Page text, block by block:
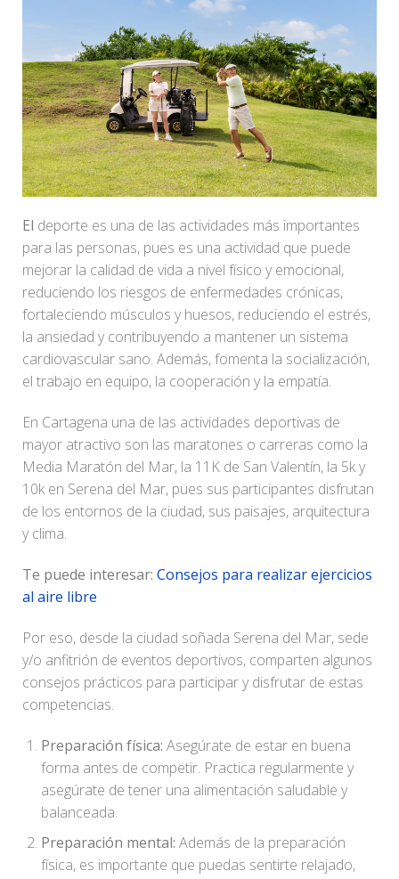
El deporte es una de las actividades más importantes
para las personas, pues es una actividad que puede
mejorar la calidad de vida a nivel físico y emocional,
reduciendo los riesgos de enfermedades crónicas,
fortaleciendo músculos y huesos, reduciendo el estrés,
la ansiedad y contribuyendo a mantener un sistema
cardiovascular sano. Además, fomenta la socialización,
el trabajo en equipo, la cooperación y la empatía.
En Cartagena una de las actividades deportivas de
mayor atractivo son las maratones o carreras como la
Media Maratón del Mar, la 11K de San Valentín, la 5k y
10k en Serena del Mar, pues sus participantes disfrutan
de los entornos de la ciudad, sus paisajes, arquitectura
y clima.
Te puede interesar: Consejos para realizar ejercicios
al aire libre
Por eso, desde la ciudad soñada Serena del Mar, sede
y/o anfitrión de eventos deportivos, comparten algunos
consejos prácticos para participar y disfrutar de estas
competencias.
Preparación física: Asegúrate de estar en buena
forma antes de competir. Practica regularmente y
asegúrate de tener una alimentación saludable y
balanceada.
Preparación mental: Además de la preparación
física, es importante que puedas sentirte relajado,